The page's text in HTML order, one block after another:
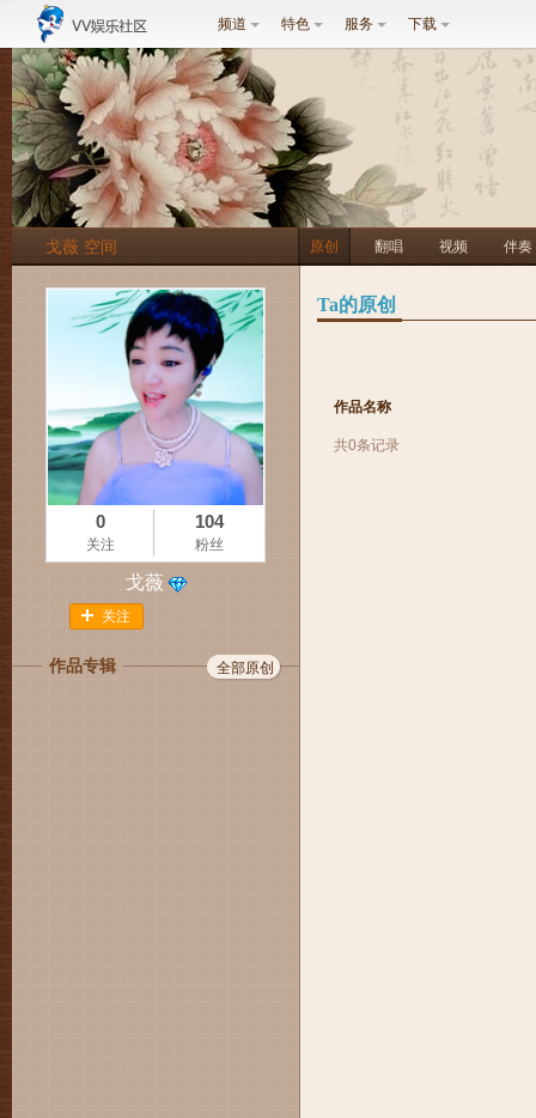
频道 特色 服务 下载
戈薇 空间 原创 翻唱 视频 伴奏
0
关注
104
粉丝
戈薇
关注
作品专辑 全部原创
Ta的原创
作品名称
共0条记录